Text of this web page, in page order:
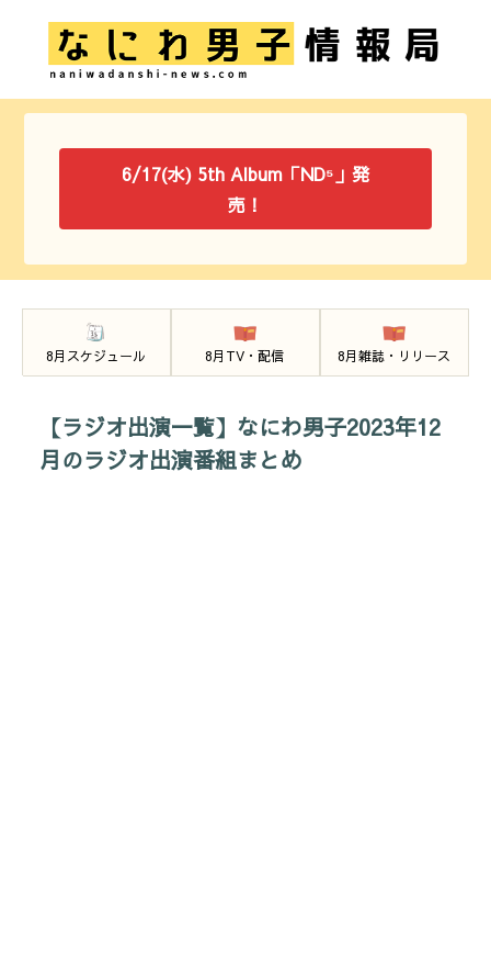
6/17(水) 5th Album「ND⁵」発
売！
8月スケジュール 8月TV・配信 8月雑誌・リリース
【ラジオ出演一覧】なにわ男子2023年12
月のラジオ出演番組まとめ